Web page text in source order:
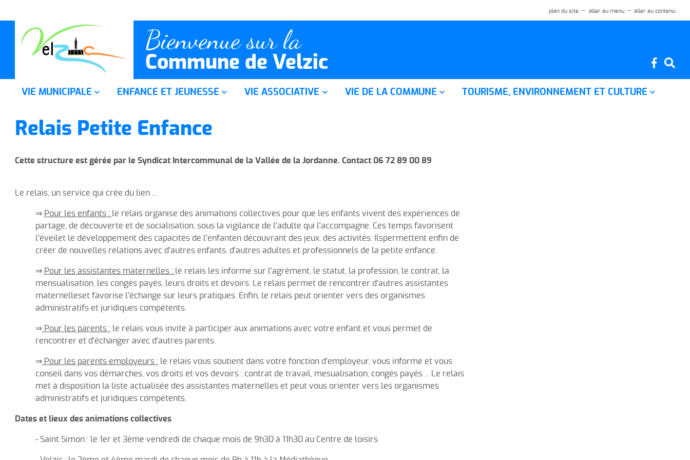
plan du site aller au menu aller au contenu
Bienvenue sur la
Commune de Velzic
VIE MUNICIPALE
Les services municipaux
Le Conseil municipal
Salle Polyvalente
Santé
Intercommunalité (S.I.V.U.)
ENFANCE ET JEUNESSE
Relais Petite Enfance
Accueil de Loisirs Intercommunal
(S.I.V.U.)
VIE ASSOCIATIVE
Dériv'chaines
Jordanime
Velzic Comité des fêtes
VIE DE LA COMMUNE TOURISME, ENVIRONNEMENT ET CULTURE
Relais Petite Enfance
Cette structure est gérée par le Syndicat Intercommunal de la Vallée de la Jordanne. Contact 06 72 89 00 89
Le relais, un service qui crée du lien ...
⇒ Pour les enfants : le relais organise des animations collectives pour que les enfants vivent des expériences de
partage, de découverte et de socialisation, sous la vigilance de l'adulte qui l'accompagne. Ces temps favorisent
l'éveilet le développement des capacités de l'enfanten découvrant des jeux, des activités. Ilspermettent enfin de
créer de nouvelles relations avec d'autres enfants, d'autres adultes et professionnels de la petite enfance.
⇒ Pour les assistantes maternelles : le relais les informe sur l'agrément, le statut, la profession, le contrat, la
mensualisation, les congés payés, leurs droits et devoirs. Le relais permet de rencontrer d'autres assistantes
maternelleset favorise l'échange sur leurs pratiques. Enfin, le relais peut orienter vers des organismes
administratifs et juridiques compétents.
⇒Pour les parents :le relais vous invite à participer aux animations avec votre enfant et vous permet de
rencontrer et d'échanger avec d'autres parents.
⇒Pour les parents employeurs :le relais vous soutient dans votre fonction d'employeur, vous informe et vous
conseil dans vos démarches, vos droits et vos devoirs : contrat de travail, mesualisation, congés payés ... Le relais
met à disposition la liste actualisée des assistantes maternelles et peut vous orienter vers les organismes
administratifs et juridiques compétents.
Dates et lieux des animations collectives
- Saint Simon : le 1er et 3ème vendredi de chaque mois de 9h30 à 11h30 au Centre de loisirs